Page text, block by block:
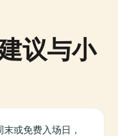
议与小
或免费入场日，